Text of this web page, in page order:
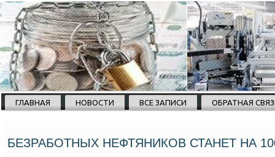
ГЛАВНАЯ НОВОСТИ ВСЕ ЗАПИСИ ОБРАТНАЯ
БЕЗРАБОТНЫХ НЕФТЯНИКОВ СТАНЕТ НА